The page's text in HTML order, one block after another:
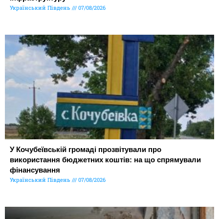
Український Південь 07/08/2026
У Кочубеївській громаді прозвітували про
використання бюджетних коштів: на що спрямували
фінансування
Український Південь 07/08/2026